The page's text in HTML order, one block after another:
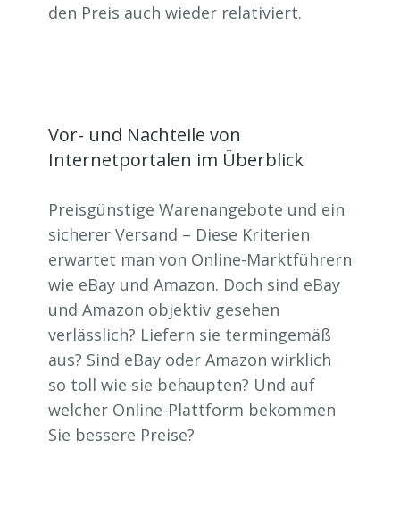
den Preis auch wieder relativiert.
Vor- und Nachteile von
Internetportalen im Überblick
Preisgünstige Warenangebote und ein
sicherer Versand – Diese Kriterien
erwartet man von Online-Marktführern
wie eBay und Amazon. Doch sind eBay
und Amazon objektiv gesehen
verlässlich? Liefern sie termingemäß
aus? Sind eBay oder Amazon wirklich
so toll wie sie behaupten? Und auf
welcher Online-Plattform bekommen
Sie bessere Preise?